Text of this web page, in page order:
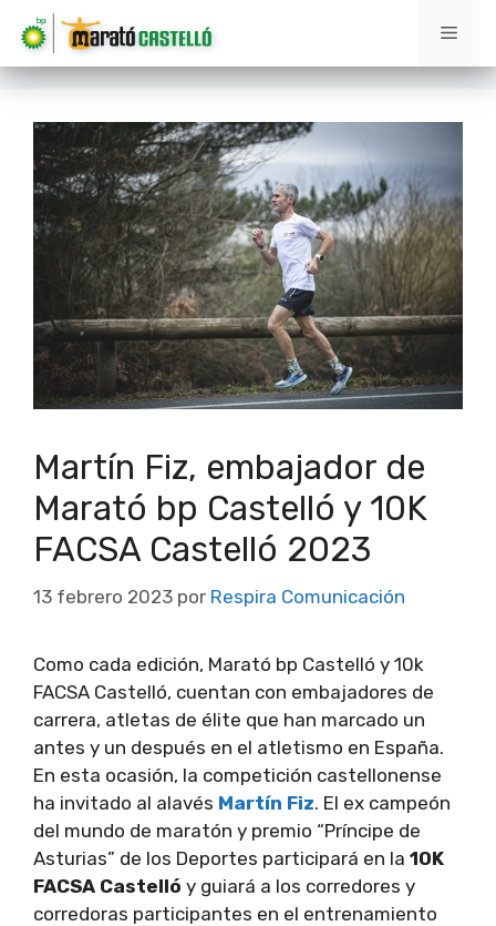
Saltar
contenido
Menú
Martín Fiz, embajador de
Marató bp Castelló y 10K
FACSA Castelló 2023
13 febrero 2023 por Respira Comunicación
Como cada edición, Marató bp Castelló y 10k
FACSA Castelló, cuentan con embajadores de
carrera, atletas de élite que han marcado un
antes y un después en el atletismo en España.
En esta ocasión, la competición castellonense
ha invitado al alavés Martín Fiz. El ex campeón
del mundo de maratón y premio “Príncipe de
Asturias” de los Deportes participará en la 10K
FACSA Castelló y guiará a los corredores y
corredoras participantes en el entrenamiento